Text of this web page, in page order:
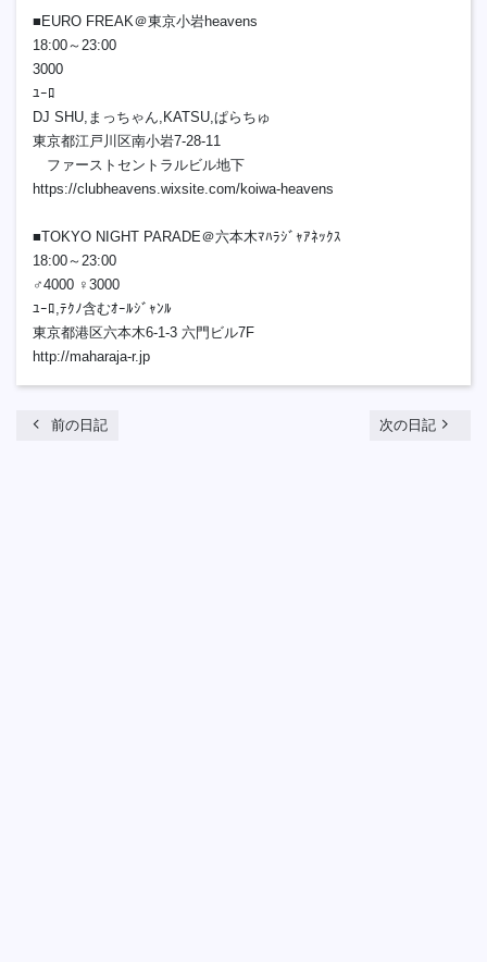
■EURO FREAK＠東京小岩heavens
18:00～23:00
3000
ﾕｰﾛ
DJ SHU,まっちゃん,KATSU,ぱらちゅ
東京都江戸川区南小岩7-28-11
ファーストセントラルビル地下
https://clubheavens.wixsite.com/koiwa-heavens
■TOKYO NIGHT PARADE＠六本木ﾏﾊﾗｼﾞｬｱﾈｯｸｽ
18:00～23:00
♂4000 ♀3000
ﾕｰﾛ,ﾃｸﾉ含むｵｰﾙｼﾞｬﾝﾙ
東京都港区六本木6-1-3 六門ビル7F
http://maharaja-r.jp
chevron_left 前の日記 次の日記 navigate_next